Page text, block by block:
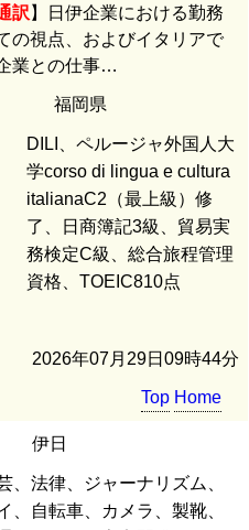
訳 】日伊企業における勤務
の視点、およびイタリアで
業との仕事…
福岡県
DILI、ペルージャ外国人大
学corso di lingua e cultura
italianaC2（最上級）修
了、日商簿記3級、貿易実
務検定C級、総合旅程管理
資格、TOEIC810点
2026年07月29日09時44分
Top Home
伊日
、法律、ジャーナリズム、
、自転車、カメラ、製靴、